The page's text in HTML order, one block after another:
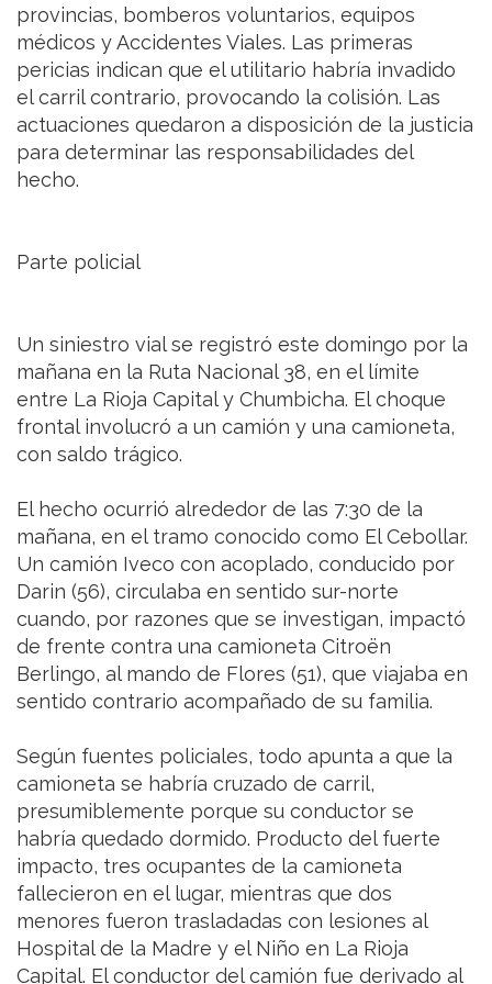
provincias, bomberos voluntarios, equipos
médicos y Accidentes Viales. Las primeras
pericias indican que el utilitario habría invadido
el carril contrario, provocando la colisión. Las
actuaciones quedaron a disposición de la justicia
para determinar las responsabilidades del
hecho.
Parte policial
Un siniestro vial se registró este domingo por la
mañana en la Ruta Nacional 38, en el límite
entre La Rioja Capital y Chumbicha. El choque
frontal involucró a un camión y una camioneta,
con saldo trágico.
El hecho ocurrió alrededor de las 7:30 de la
mañana, en el tramo conocido como El Cebollar.
Un camión Iveco con acoplado, conducido por
Darin (56), circulaba en sentido sur-norte
cuando, por razones que se investigan, impactó
de frente contra una camioneta Citroën
Berlingo, al mando de Flores (51), que viajaba en
sentido contrario acompañado de su familia.
Según fuentes policiales, todo apunta a que la
camioneta se habría cruzado de carril,
presumiblemente porque su conductor se
habría quedado dormido. Producto del fuerte
impacto, tres ocupantes de la camioneta
fallecieron en el lugar, mientras que dos
menores fueron trasladadas con lesiones al
Hospital de la Madre y el Niño en La Rioja
Capital. El conductor del camión fue derivado al